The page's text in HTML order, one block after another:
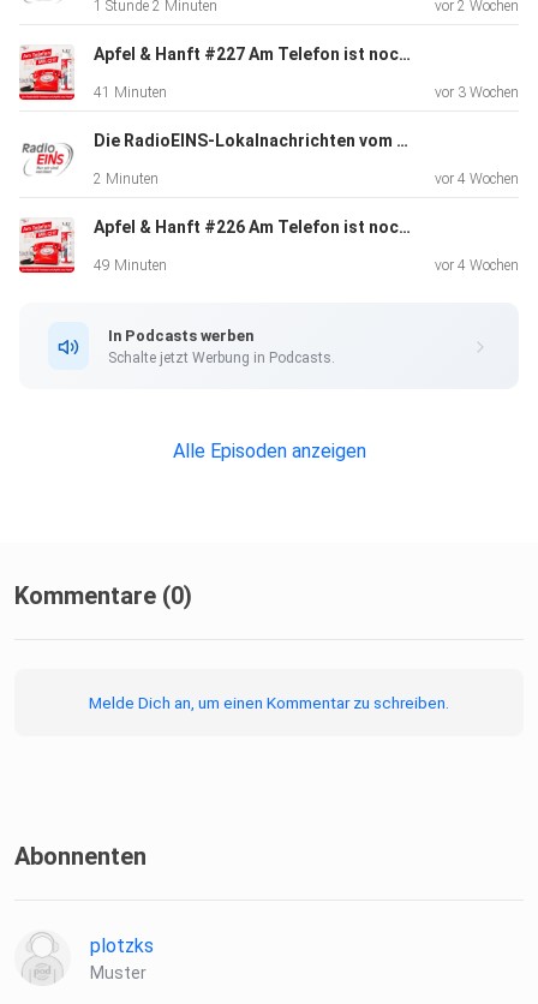
1 Stunde 2 Minuten vor 2 Wochen
Apfel & Hanft #227 Am Telefon ist noch Milch: Duschen in Karlsbad
41 Minuten vor 3 Wochen
Die RadioEINS-Lokalnachrichten vom 10.7. - Spätausgabe
2 Minuten vor 4 Wochen
Apfel & Hanft #226 Am Telefon ist noch Milch: Ein Taxifahrer kommt zum Kaffee - mit Schumi am Steuer und Falschgeld im G
49 Minuten vor 4 Wochen
In Podcasts werben
Schalte jetzt Werbung in Podcasts.
Alle Episoden anzeigen
Kommentare (0)
Melde Dich an, um einen Kommentar zu schreiben.
Abonnenten
plotzks
Muster